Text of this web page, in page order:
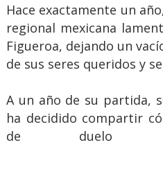
Hace exactamente un
regional mexicana
Figueroa, dejando un
de sus seres queridos y
A un año de su partida,
ha decidido compartir
de duelo y